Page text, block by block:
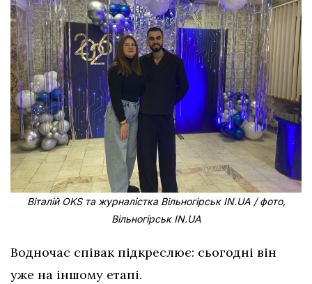
Віталій OKS та журналістка Вільногірськ IN.UA / фото,
Вільногірськ IN.UA
Водночас співак підкреслює: сьогодні він
уже на іншому етапі.